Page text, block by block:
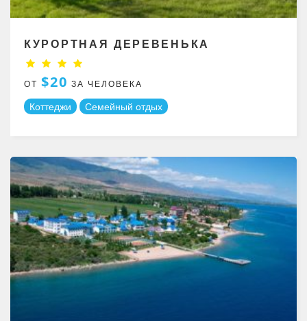
КУРОРТНАЯ ДЕРЕВЕНЬКА
ОТ $20 ЗА ЧЕЛОВЕКА
Коттеджи Семейный отдых